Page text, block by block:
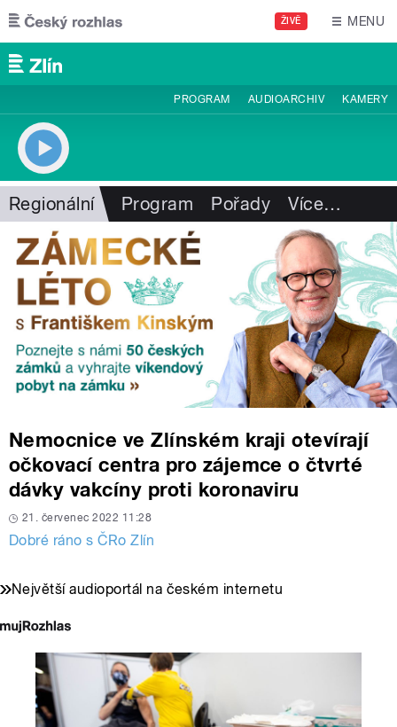
Přejít k hlavnímu obsahu
ŽIVĚ MENU
PROGRAM AUDIOARCHIV KAMERY
Regionální Program Pořady Více…
Nemocnice ve Zlínském kraji otevírají
očkovací centra pro zájemce o čtvrté
dávky vakcíny proti koronaviru
21. červenec 2022 11:28
Dobré ráno s ČRo Zlín
Největší audioportál na českém internetu